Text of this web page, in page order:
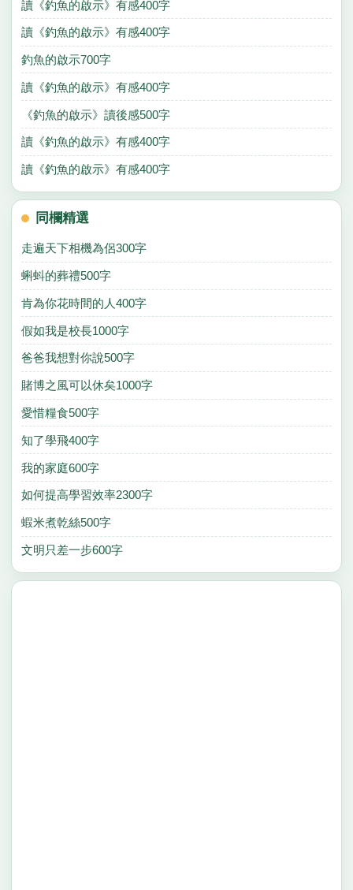
讀《釣魚的啟示》有感400字
讀《釣魚的啟示》有感400字
釣魚的啟示700字
讀《釣魚的啟示》有感400字
《釣魚的啟示》讀後感500字
讀《釣魚的啟示》有感400字
讀《釣魚的啟示》有感400字
同欄精選
走遍天下相機為侶300字
蝌蚪的葬禮500字
肯為你花時間的人400字
假如我是校長1000字
爸爸我想對你說500字
賭博之風可以休矣1000字
愛惜糧食500字
知了學飛400字
我的家庭600字
如何提高學習效率2300字
蝦米煮乾絲500字
文明只差一步600字